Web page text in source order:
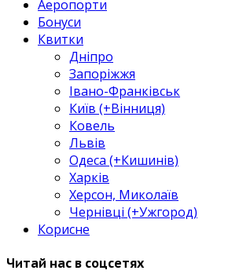
Аеропорти
Бонуси
Квитки
Дніпро
Запоріжжя
Івано-Франківськ
Київ (+Вінниця)
Ковель
Львів
Одеса (+Кишинів)
Харків
Херсон, Миколаїв
Чернівці (+Ужгород)
Корисне
Читай нас в соцсетях